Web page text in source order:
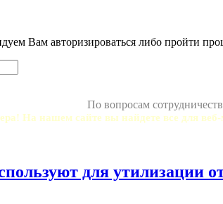
Вам авторизироваться либо пройти
По вопросам
На нашем сайте вы найдете все для
для утилизации